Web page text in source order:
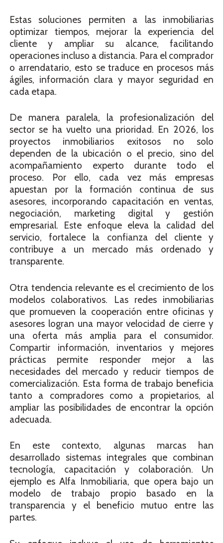
Estas soluciones permiten a las inmobiliarias
optimizar tiempos, mejorar la experiencia del
cliente y ampliar su alcance, facilitando
operaciones incluso a distancia. Para el comprador
o arrendatario, esto se traduce en procesos más
ágiles, información clara y mayor seguridad en
cada etapa.
De manera paralela, la profesionalización del
sector se ha vuelto una prioridad. En 2026, los
proyectos inmobiliarios exitosos no solo
dependen de la ubicación o el precio, sino del
acompañamiento experto durante todo el
proceso. Por ello, cada vez más empresas
apuestan por la formación continua de sus
asesores, incorporando capacitación en ventas,
negociación, marketing digital y gestión
empresarial. Este enfoque eleva la calidad del
servicio, fortalece la confianza del cliente y
contribuye a un mercado más ordenado y
transparente.
Otra tendencia relevante es el crecimiento de los
modelos colaborativos. Las redes inmobiliarias
que promueven la cooperación entre oficinas y
asesores logran una mayor velocidad de cierre y
una oferta más amplia para el consumidor.
Compartir información, inventarios y mejores
prácticas permite responder mejor a las
necesidades del mercado y reducir tiempos de
comercialización. Esta forma de trabajo beneficia
tanto a compradores como a propietarios, al
ampliar las posibilidades de encontrar la opción
adecuada.
En este contexto, algunas marcas han
desarrollado sistemas integrales que combinan
tecnología, capacitación y colaboración. Un
ejemplo es Alfa Inmobiliaria, que opera bajo un
modelo de trabajo propio basado en la
transparencia y el beneficio mutuo entre las
partes.